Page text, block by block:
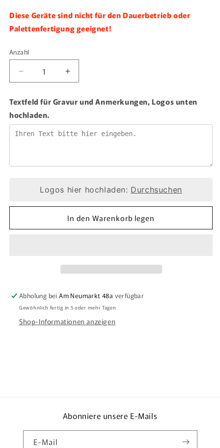
Diese Geräte sind nicht für den Dauerbetrieb oder
Palettenfertigung geeignet!
Anzahl
Anzahl
Verringere
die
für
Brennstempel
400W
Original
inkl.
Text
Erhöhe
die
für
400W
Original
inkl.
Logo
Text
Textfeld für Gravur und Anmerkungen, Logos unten
hochladen.
Logos hier hochladen: Durchsuchen
In den Warenkorb legen
Abholung beiAm Neumarkt 48a verfügbar
Gewöhnlich fertig in 5 oder mehr Tagen
Shop-Informationen anzeigen
Abonniere unsere E-Mails
E-Mail